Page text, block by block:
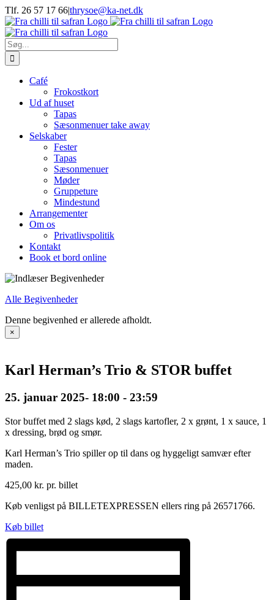
Skip
to
content
Tlf. 26 57 17 66|thrysoe@ka-net.dk
Facebook
Instagram
Søg
efter:
Café
Frokostkort
Ud af huset
Tapas
Sæsonmenuer take away
Selskaber
Fester
Tapas
Sæsonmenuer
Møder
Gruppeture
Mindestund
Arrangementer
Om os
Privatlivspolitik
Kontakt
Book et bord online
Alle Begivenheder
Denne begivenhed er allerede afholdt.
×
Karl Herman’s Trio & STOR buffet
25. januar 2025- 18:00 - 23:59
Stor buffet med 2 slags kød, 2 slags kartofler, 2 x grønt, 1 x sauce, 1
x dressing, brød og smør.
Karl Herman’s Trio spiller op til dans og hyggeligt samvær efter
maden.
425,00 kr. pr. billet
Køb venligst på BILLETEXPRESSEN ellers ring på 26571766.
Køb billet